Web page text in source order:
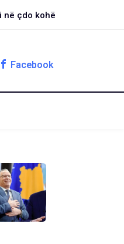
në çdo kohë
Facebook